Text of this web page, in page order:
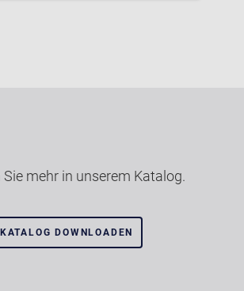
Sie mehr in unserem Katalog.
KATALOG DOWNLOADEN